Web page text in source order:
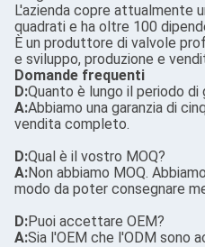
L'azienda copre attualmente
quadrati e ha oltre 100
È un produttore di valvole
e sviluppo, produzione e
Domande frequenti
D:Quanto è lungo il periodo
A:Abbiamo una garanzia di
vendita completo.
D:Qual è il vostro MOQ?
A:Non abbiamo MOQ.
modo da poter consegnare
D:Puoi accettare OEM?
A:Sia l'OEM che l'ODM sono